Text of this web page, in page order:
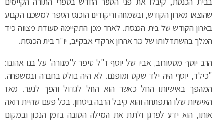
שהוצאו מארון הקודש, ובשמחה וריקודים הוכנס הספר למשכנו הקבוע
בארון הקודש של בית הכנסת. לאחר מכן התקיימה סעודת מצווה כיד
המלך בהשתדלותו של מר אהרון ארקדי אבקייב, יו"ר בית הכנסת.
הרב יוסף מסטורוב, אביו של יוסף ז"ל סיפר ל'מנורה' על בנו אהובו:
"כילד, יוסף היה ילד שקט ומופנם. לא היה בולט בחברה ובמשפחה.
המהפך באישיותו החל כאשר הוא החל לגדול והפך לנער. מאז
האישיות שלו התפתחה והוא קיבל הרבה ביטחון. בכל פעם שהיית רואה
אותו, הוא ידע לפרגן ולתת את המילה הטובה בזמן הנכון ובמקום